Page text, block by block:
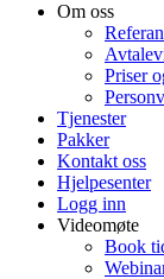
Om oss
Priser
Tjenester
Pakker
Kontakt oss
Hjelpesenter
Logg inn
Videomøte
Book